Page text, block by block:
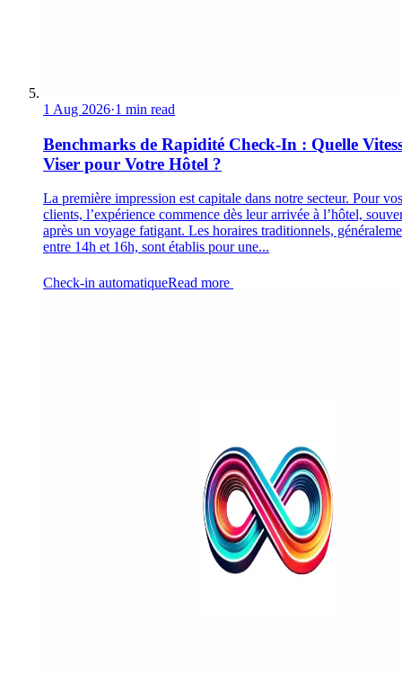
1 Aug 2026·1 min read
Benchmarks de Rapidité Check-In : Quelle
Viser pour Votre Hôtel ?
La première impression est capitale dans notre secteur. Pour vos
clients, l’expérience commence dès leur arrivée à l’hôtel,
après un voyage fatigant. Les horaires traditionnels,
entre 14h et 16h, sont établis pour une...
Check-in automatiqueRead more